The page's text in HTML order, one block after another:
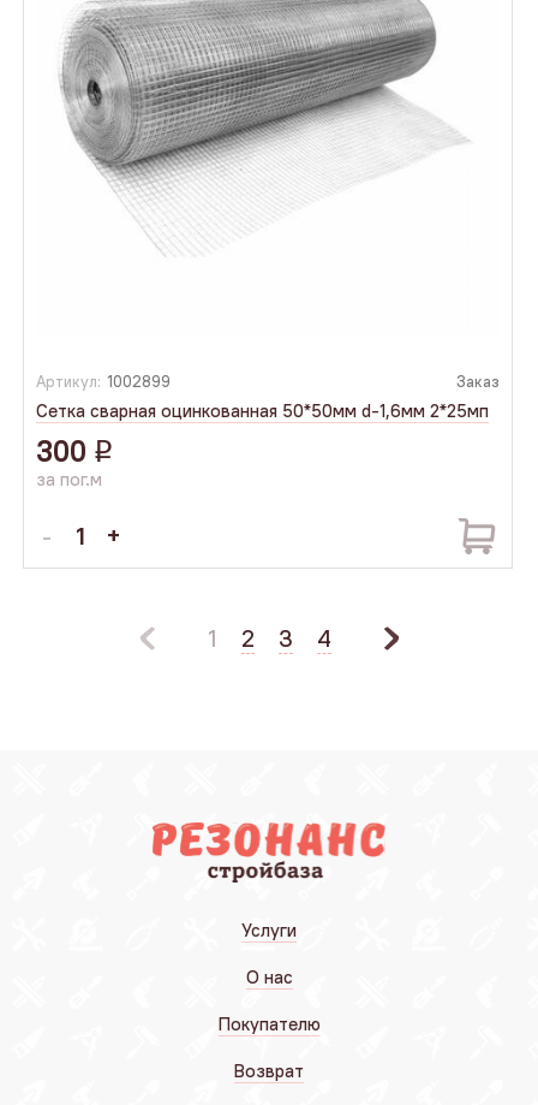
Артикул: 1002899 Заказ
Сетка сварная оцинкованная 50*50мм d-1,6мм 2*25мп
300 q
за пог.м
1 2 3 4
Услуги
О нас
Покупателю
Возврат